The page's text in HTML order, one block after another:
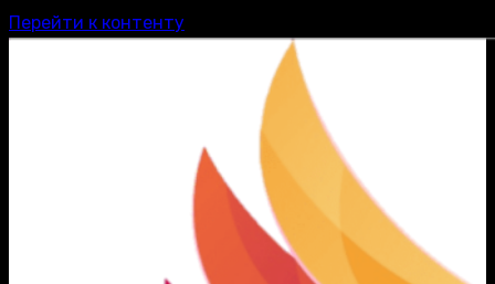
Перейти к контенту